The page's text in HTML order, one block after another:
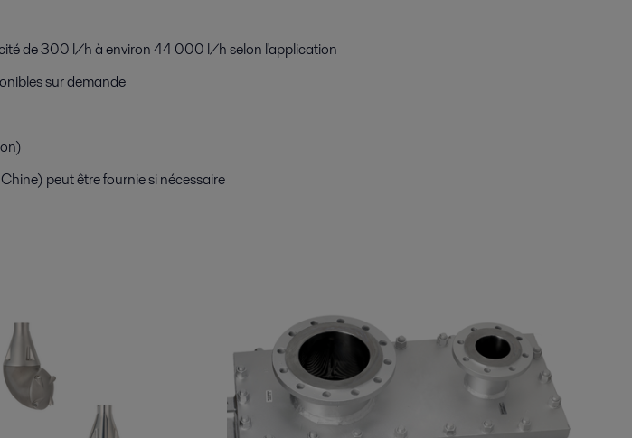
de 300 l/h à environ 44 000 l/h selon l'application
sur demande
peut être fournie si nécessaire